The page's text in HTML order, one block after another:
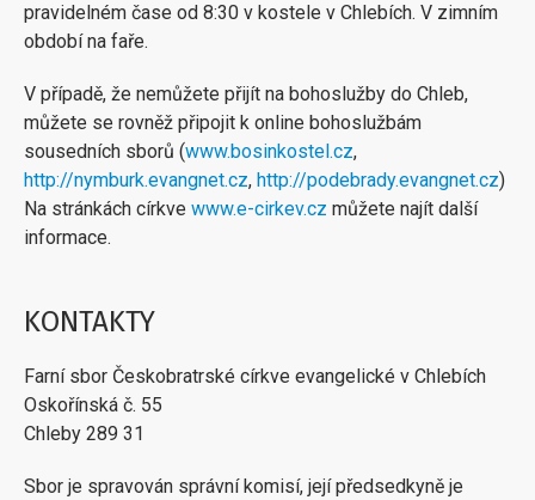
pravidelném čase od 8:30 v kostele v Chlebích. V zimním
období na faře.
V případě, že nemůžete přijít na bohoslužby do Chleb,
můžete se rovněž připojit k online bohoslužbám
sousedních sborů (www.bosinkostel.cz,
http://nymburk.evangnet.cz, http://podebrady.evangnet.cz)
Na stránkách církve www.e-cirkev.cz můžete najít další
informace.
KONTAKTY
Farní sbor Českobratrské církve evangelické v Chlebích
Oskořínská č. 55
Chleby 289 31
Sbor je spravován správní komisí, její předsedkyně je